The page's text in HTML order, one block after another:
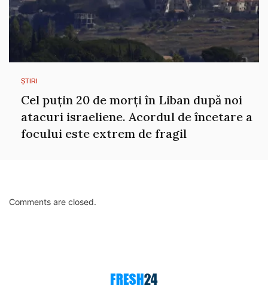
ȘTIRI
Cel puțin 20 de morți în Liban după noi
atacuri israeliene. Acordul de încetare a
focului este extrem de fragil
Comments are closed.